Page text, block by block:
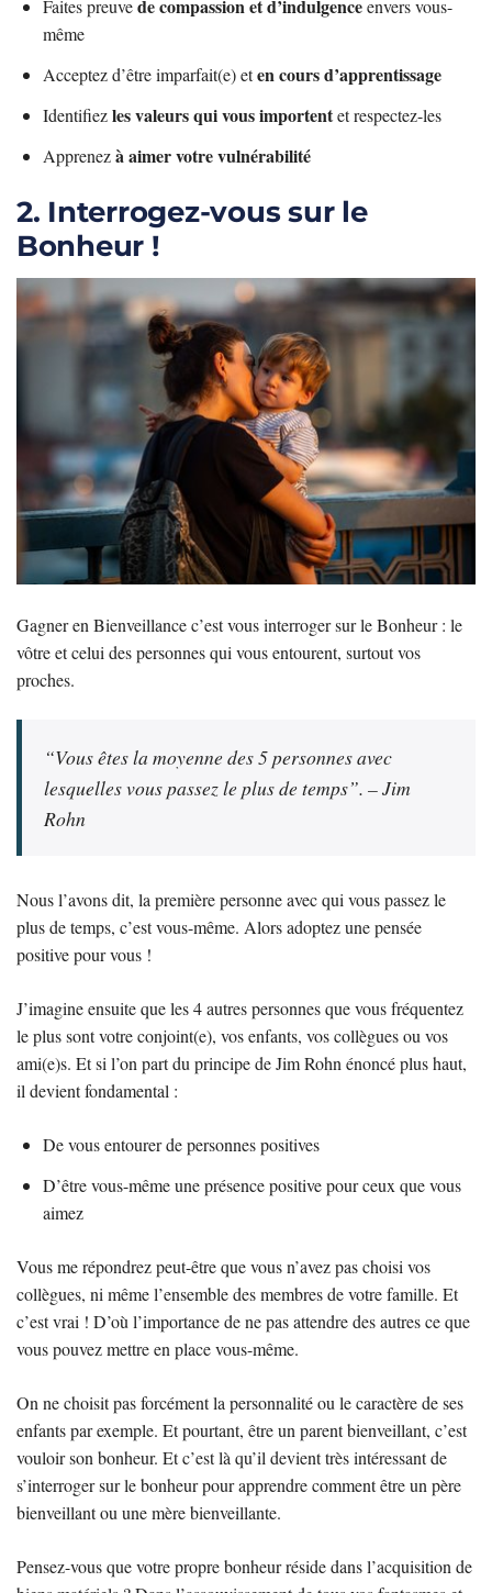
Faites preuvede compassion et d’indulgenceenvers vous-
même
Acceptez d’être imparfait(e) eten cours d’apprentissage
Identifiezles valeurs qui vous importentet respectez-les
Apprenezà aimer votre vulnérabilité
2. Interrogez-vous sur le
Bonheur !
Gagner en Bienveillance c’est vous interroger sur le Bonheur : le
vôtre et celui des personnes qui vous entourent, surtout vos
proches.
“Vous êtes la moyenne des 5 personnes avec
lesquelles vous passez le plus de temps”. – Jim
Rohn
Nous l’avons dit, la première personne avec qui vous passez le
plus de temps, c’est vous-même. Alors adoptez une pensée
positive pour vous !
J’imagine ensuite que les 4 autres personnes que vous fréquentez
le plus sont votre conjoint(e), vos enfants, vos collègues ou vos
ami(e)s. Et si l’on part du principe de Jim Rohn énoncé plus haut,
il devient fondamental :
De vous entourer de personnes positives
D’être vous-même une présence positive pour ceux que vous
aimez
Vous me répondrez peut-être que vous n’avez pas choisi vos
collègues, ni même l’ensemble des membres de votre famille. Et
c’est vrai ! D’où l’importance de ne pas attendre des autres ce que
vous pouvez mettre en place vous-même.
On ne choisit pas forcément la personnalité ou le caractère de ses
enfants par exemple. Et pourtant, être un parent bienveillant, c’est
vouloir son bonheur. Et c’est là qu’il devient très intéressant de
s’interroger sur le bonheur pour apprendre comment être un père
bienveillant ou une mère bienveillante.
Pensez-vous que votre propre bonheur réside dans l’acquisition de